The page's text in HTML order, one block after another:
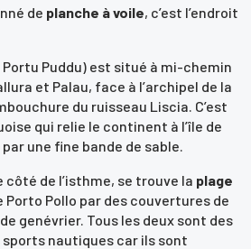
de planche à voile, c’est l’endroit
Portu Puddu) est situé à mi-chemin
et Palau, face à l’archipel de la
du ruisseau Liscia. C’est
qui relie le continent à l’île de
une fine bande de sable.
côté de l’isthme, se trouve la plage
Porto Pollo par des couvertures de
genévrier. Tous les deux sont des
nautiques car ils sont